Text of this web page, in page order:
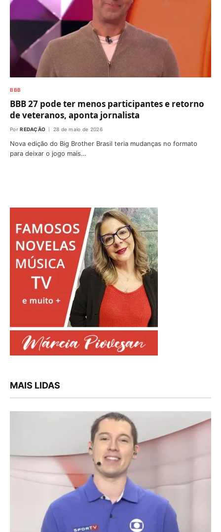
BBB
BBB 27 pode ter menos participantes e retorno
de veteranos, aponta jornalista
Por REDAÇÃO 28 de maio de 2026
Nova edição do Big Brother Brasil teria mudanças no formato
para deixar o jogo mais…
MAIS LIDAS